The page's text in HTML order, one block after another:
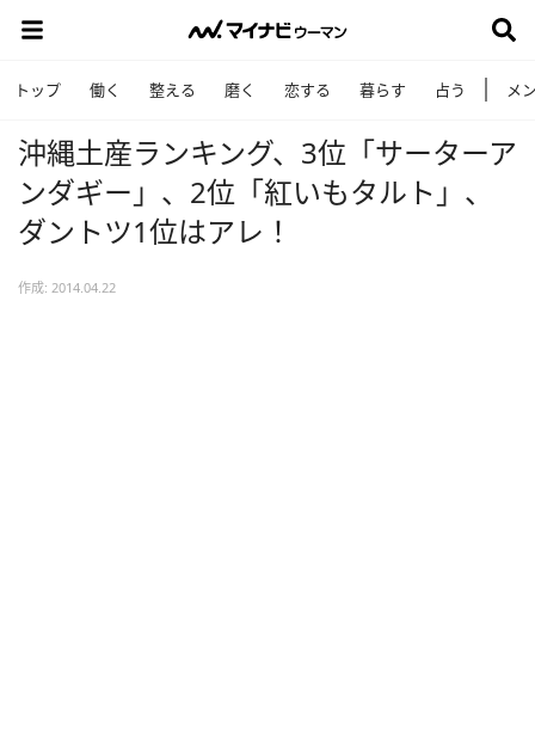
トップ 働く 整える 磨く 恋する 暮らす 占う メ
沖縄土産ランキング、3位「サーターア
ンダギー」、2位「紅いもタルト」、
ダントツ1位はアレ！
作成: 2014.04.22